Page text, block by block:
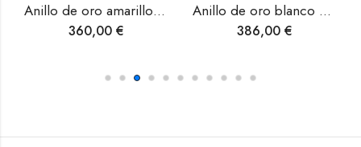
Anillo de oro blanco con diamantes.
386,00€
Anillo de oro blanco con aguamarina y diamantes.
825,00€